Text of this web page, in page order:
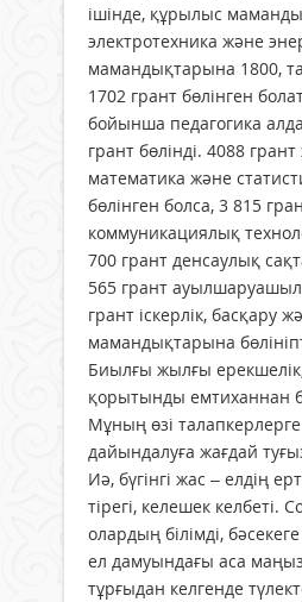
ішінде, құрылыс
электротехника және
мамандықтарына 1800,
1702 грант бөлінген
бойынша педагогика
грант бөлінді. 4088
математика және
бөлінген болса, 3 815
коммуникациялық
700 грант денсаулық
565 грант
грант іскерлік, басқару
мамандықтарына
Биылғы жылғы ерекшелік,
қорытынды емтиханнан
Мұның өзі
дайындалуға жағдай
Иә, бүгінгі жас – елдің
тірегі, келешек келбеті.
олардың білімді,
ел дамуындағы аса
тұрғыдан келгенде